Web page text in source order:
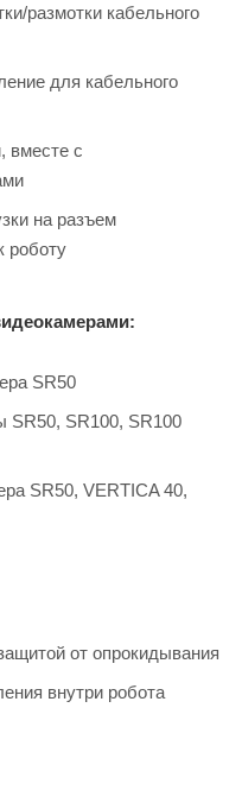
размотки кабельного
для кабельного
вместе с
на разъем
роботу
SR50
SR50, SR100, SR100
SR50, VERTICA 40,
от опрокидывания
внутри робота